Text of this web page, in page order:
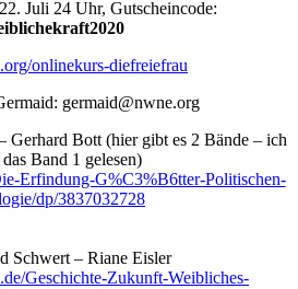
Juli 24 Uhr, Gutscheincode:
onlinekurs-diefreiefrau
germaid@nwne.org
Gerhard Bott (hier gibt es 2 Bände – ich
das Band 1 gelesen)
Erfindung-G%C3%B6tter-Politischen-
dp/3837032728
Schwert – Riane Eisler
Geschichte-Zukunft-Weibliches-